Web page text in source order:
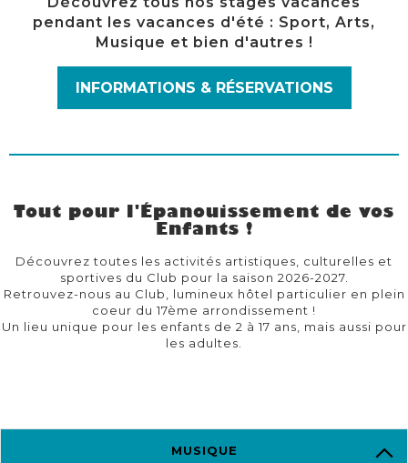
pendant les vacances d'été : Sport, Arts,
Musique et bien d'autres !
INFORMATIONS & RÉSERVATIONS
Tout pour l'Épanouissement de vos
Enfants !
Découvrez toutes les activités artistiques, culturelles et
sportives du Club pour la saison 2026-2027.
Retrouvez-nous au Club, lumineux hôtel particulier en plein
coeur du 17ème arrondissement !
Un lieu unique pour les enfants de 2 à 17 ans, mais aussi pour
les adultes.
MUSIQUE